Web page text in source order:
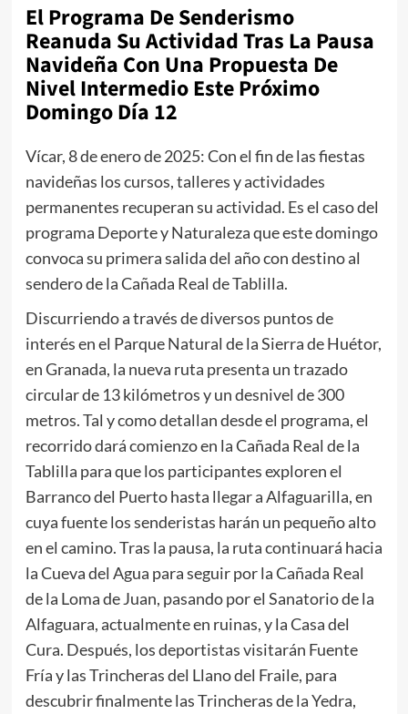
El Programa De Senderismo
Reanuda Su Actividad Tras La Pausa
Navideña Con Una Propuesta De
Nivel Intermedio Este Próximo
Domingo Día 12
Vícar, 8 de enero de 2025: Con el fin de las fiestas
navideñas los cursos, talleres y actividades
permanentes recuperan su actividad. Es el caso del
programa Deporte y Naturaleza que este domingo
convoca su primera salida del año con destino al
sendero de la Cañada Real de Tablilla.
Discurriendo a través de diversos puntos de
interés en el Parque Natural de la Sierra de Huétor,
en Granada, la nueva ruta presenta un trazado
circular de 13 kilómetros y un desnivel de 300
metros. Tal y como detallan desde el programa, el
recorrido dará comienzo en la Cañada Real de la
Tablilla para que los participantes exploren el
Barranco del Puerto hasta llegar a Alfaguarilla, en
cuya fuente los senderistas harán un pequeño alto
en el camino. Tras la pausa, la ruta continuará hacia
la Cueva del Agua para seguir por la Cañada Real
de la Loma de Juan, pasando por el Sanatorio de la
Alfaguara, actualmente en ruinas, y la Casa del
Cura. Después, los deportistas visitarán Fuente
Fría y las Trincheras del Llano del Fraile, para
descubrir finalmente las Trincheras de la Yedra,